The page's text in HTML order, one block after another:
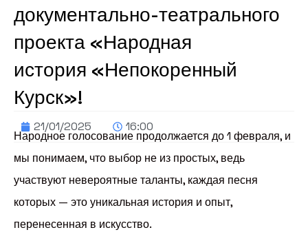
документально-театрального
проекта «Народная
история «Непокоренный
Курск»!
21/01/2025 16:00
Народное голосование продолжается до 1 февраля, и
мы понимаем, что выбор не из простых, ведь
участвуют невероятные таланты, каждая песня
которых — это уникальная история и опыт,
перенесенная в искусство.